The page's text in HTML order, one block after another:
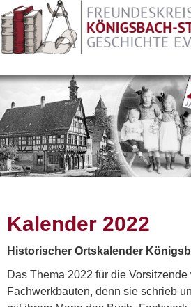
Kalender 2022
Historischer Ortskalender
Das Thema 2022 für die Vorsitzende
Fachwerkbauten, denn sie schrieb